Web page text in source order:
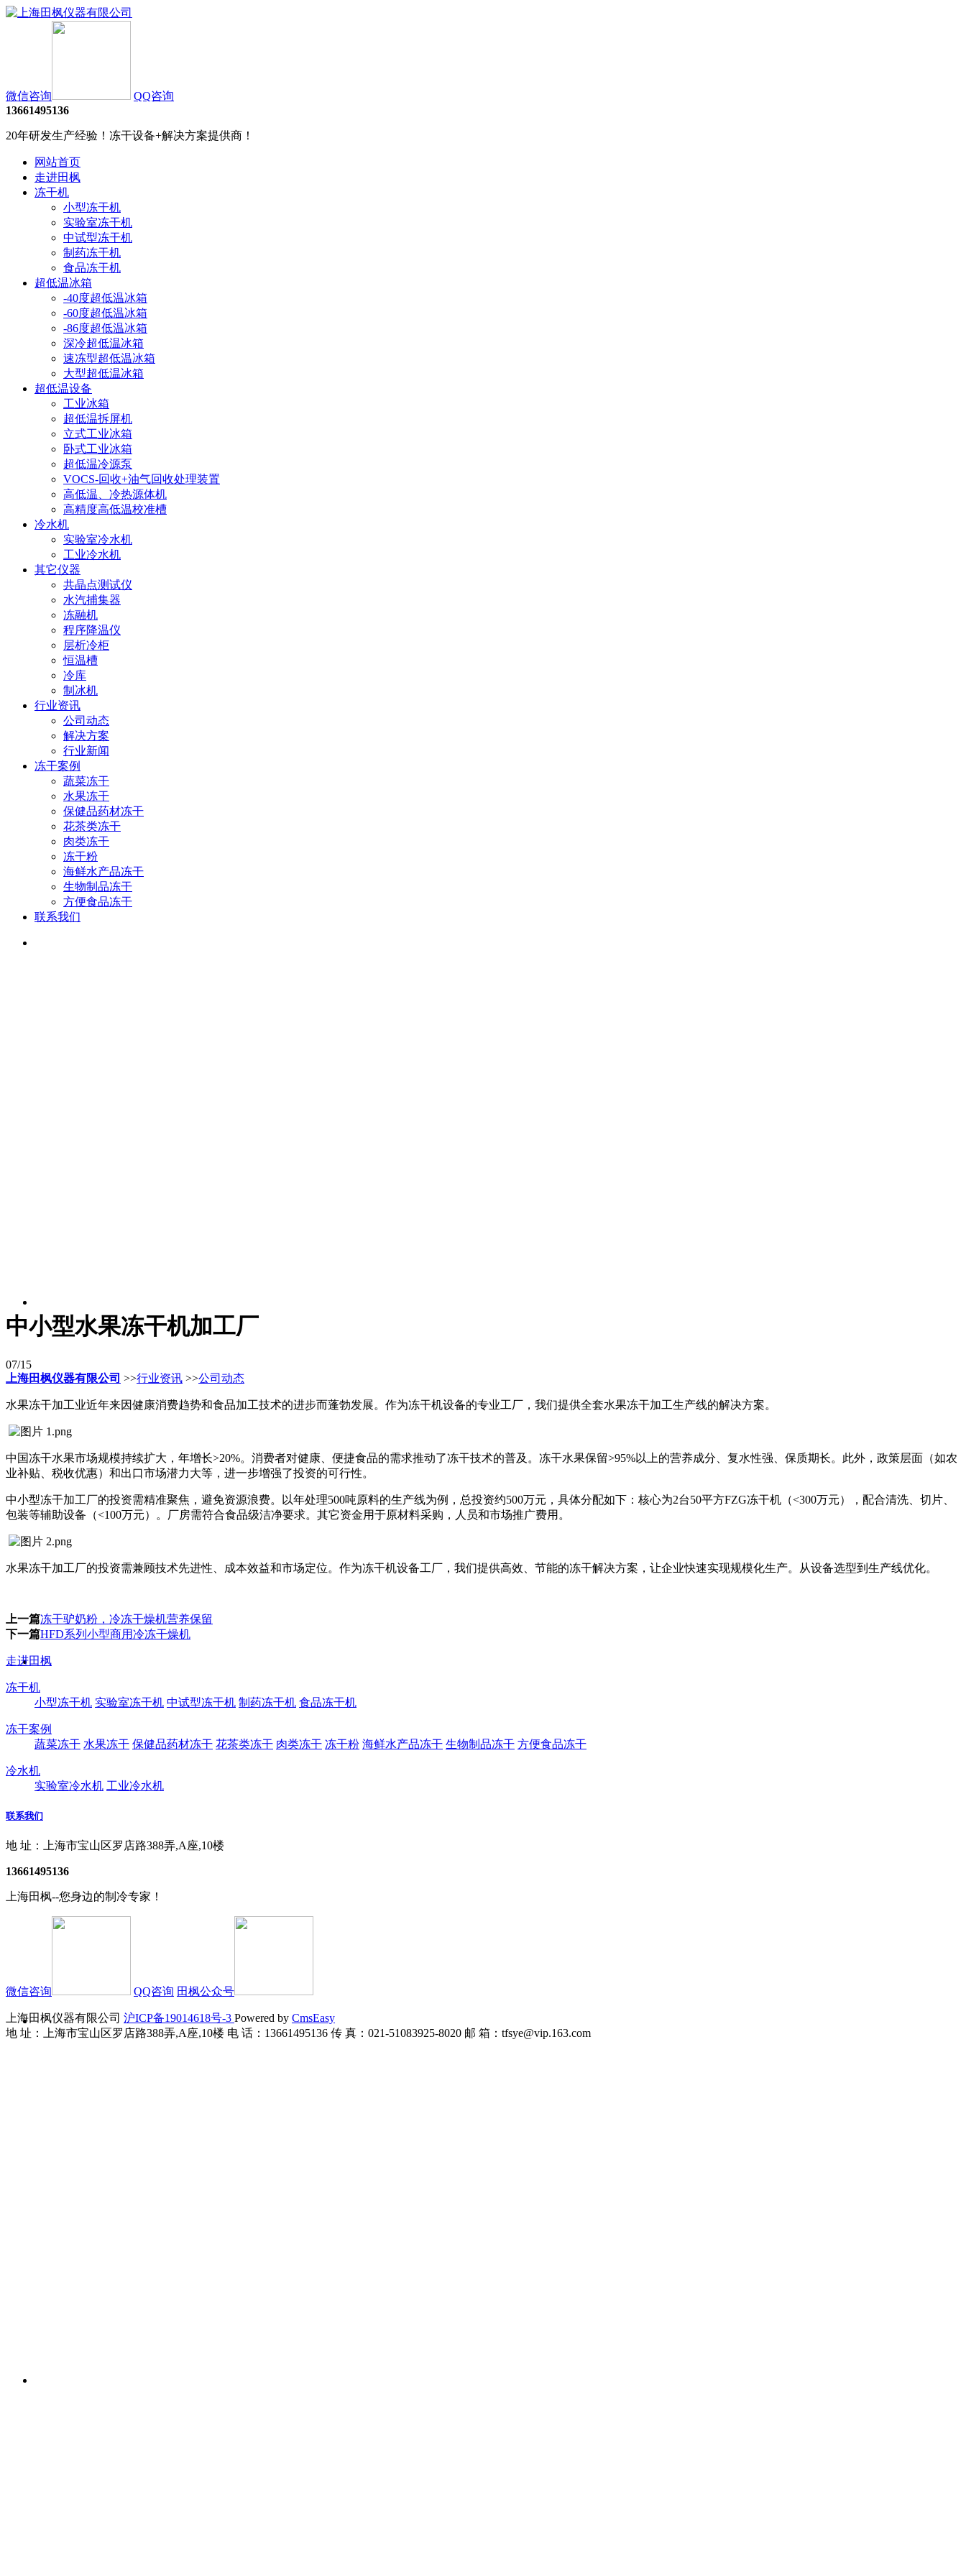
微信咨询
QQ咨询
13661495136
20年研发生产经验！冻干设备+解决方案提供商！
网站首页
走进田枫
冻干机
小型冻干机
实验室冻干机
中试型冻干机
制药冻干机
食品冻干机
超低温冰箱
-40度超低温冰箱
-60度超低温冰箱
-86度超低温冰箱
深冷超低温冰箱
速冻型超低温冰箱
大型超低温冰箱
超低温设备
工业冰箱
超低温拆屏机
立式工业冰箱
卧式工业冰箱
超低温冷源泵
VOCS-回收+油气回收处理装置
高低温、冷热源体机
高精度高低温校准槽
冷水机
实验室冷水机
工业冷水机
其它仪器
共晶点测试仪
水汽捕集器
冻融机
程序降温仪
层析冷柜
恒温槽
冷库
制冰机
行业资讯
公司动态
解决方案
行业新闻
冻干案例
蔬菜冻干
水果冻干
保健品药材冻干
花茶类冻干
肉类冻干
冻干粉
海鲜水产品冻干
生物制品冻干
方便食品冻干
联系我们
中小型水果冻干机加工厂
07/15
上海田枫仪器有限公司 >>行业资讯 >>公司动态
水果冻干加工业近年来因健康消费趋势和食品加工技术的进步而蓬勃发展。作为冻干机设备的专业工厂，我们提供全套水果冻干加工生产线的解决方案。
中国冻干水果市场规模持续扩大，年增长>20%。消费者对健康、便捷食品的需求推动了冻干技术的普及。冻干水果保留>95%以上的营养成分、复水性强、保质期长。此外，政策层面（如农
业补贴、税收优惠）和出口市场潜力大等，进一步增强了投资的可行性。
中小型冻干加工厂的投资需精准聚焦，避免资源浪费。以年处理500吨原料的生产线为例，总投资约500万元，具体分配如下：核心为2台50平方FZG冻干机（<300万元），配合清洗、切片、
包装等辅助设备（<100万元）。厂房需符合食品级洁净要求。其它资金用于原材料采购，人员和市场推广费用。
水果冻干加工厂的投资需兼顾技术先进性、成本效益和市场定位。作为冻干机设备工厂，我们提供高效、节能的冻干解决方案，让企业快速实现规模化生产。从设备选型到生产线优化。
上一篇冻干驴奶粉，冷冻干燥机营养保留
下一篇​HFD系列小型商用冷冻干燥机
走进田枫
冻干机
小型冻干机 实验室冻干机 中试型冻干机 制药冻干机 食品冻干机
冻干案例
蔬菜冻干 水果冻干 保健品药材冻干 花茶类冻干 肉类冻干 冻干粉 海鲜水产品冻干 生物制品冻干 方便食品冻干
冷水机
实验室冷水机 工业冷水机
联系我们
地 址：上海市宝山区罗店路388弄,A座,10楼
13661495136
上海田枫--您身边的制冷专家！
微信咨询 QQ咨询 田枫公众号
上海田枫仪器有限公司 沪ICP备19014618号-3 Powered by CmsEasy
地 址：上海市宝山区罗店路388弄,A座,10楼 电 话：13661495136 传 真：021-51083925-8020 邮 箱：tfsye@vip.163.com